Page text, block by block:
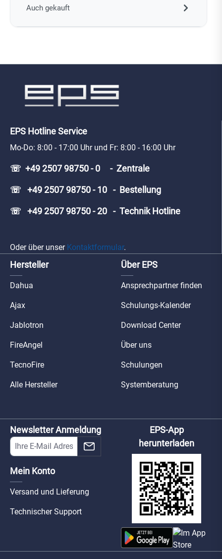
Auch gekauft
EPS Hotline Service
Mo-Do: 8:00 - 17:00 Uhr und Fr: 8:00 - 16:00 Uhr
☏ +49 2507 98750 - 0 - Zentrale
☏ +49 2507 98750 - 10 - Bestellung
☏ +49 2507 98750 - 20 - Technik Hotline
Oder über unser Kontaktformular.
Hersteller
Dahua
Ajax
Jablotron
FireAngel
TecnoFire
Alle Hersteller
Über EPS
Ansprechpartner finden
Schulungs-Kalender
Download Center
Über uns
Schulungen
Systemberatung
Newsletter Anmeldung
Mein Konto
Versand und Lieferung
Technischer Support
EPS-App
herunterladen